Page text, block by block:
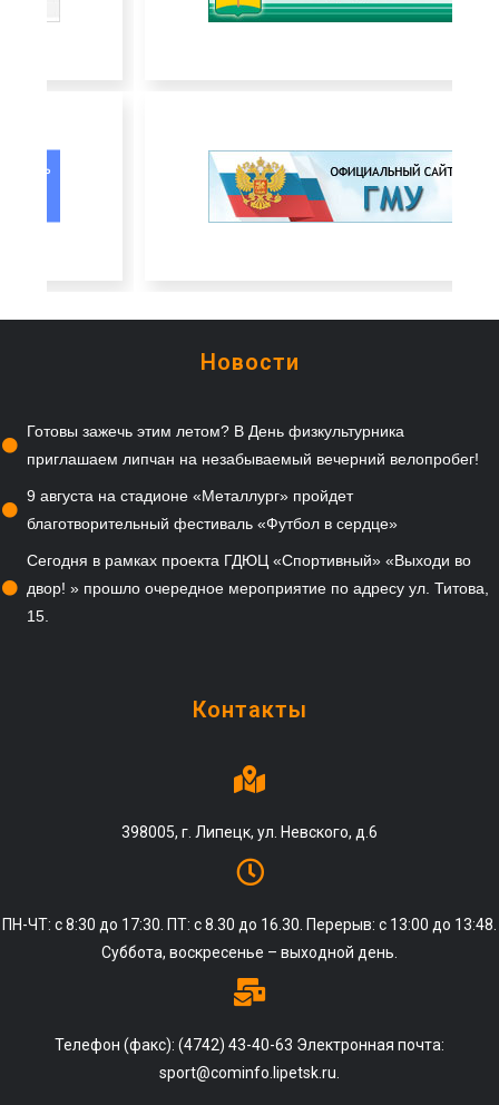
Новости
Готовы зажечь этим летом? В День физкультурника
приглашаем липчан на незабываемый вечерний велопробег!
9 августа на стадионе «Металлург» пройдет
благотворительный фестиваль «Футбол в сердце»
Сегодня в рамках проекта ГДЮЦ «Спортивный» «Выходи во
двор! » прошло очередное мероприятие по адресу ул. Титова,
15.
Контакты
398005, г. Липецк, ул. Невского, д.6
ПН-ЧТ: с 8:30 до 17:30. ПТ: с 8.30 до 16.30. Перерыв: с 13:00 до 13:48.
Суббота, воскресенье – выходной день.
Телефон (факс): (4742) 43-40-63 Электронная почта:
sport@cominfo.lipetsk.ru.